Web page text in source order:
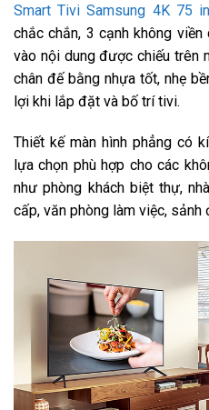
Khử nhiễu hình ảnh Digital Clean
Kiểm soát đèn nền UHD Dimming
Nâng cấp độ tương phản
Nâng cấp độ tương phản Max
PurColor
Tần số quét thực:
60 Hz
Cải thiện âm thanh Dialog
Dolby Digital Plus
Q-Symphony kết hợp loa tivi với
Tổng công suất loa:
Smart Tivi Samsung 4K 75
chắc chắn, 3 cạnh không
vào nội dung được chiếu trên
chân đế bằng nhựa tốt, nhẹ
lợi khi lắp đặt và bố trí tivi.
Thiết kế màn hình phẳng có
lựa chọn phù hợp cho các
như phòng khách biệt thự,
cấp, văn phòng làm việc, sảnh